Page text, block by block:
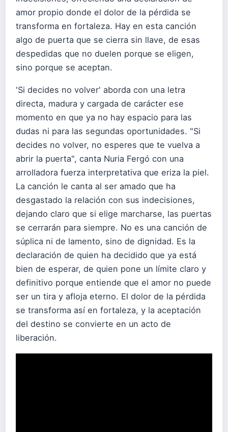
amor propio donde el dolor de la pérdida se
transforma en fortaleza. Hay en esta canción
algo de puerta que se cierra sin llave, de esas
despedidas que no duelen porque se eligen,
sino porque se aceptan.
'Si decides no volver' aborda con una letra
directa, madura y cargada de carácter ese
momento en que ya no hay espacio para las
dudas ni para las segundas oportunidades. "Si
decides no volver, no esperes que te vuelva a
abrir la puerta", canta Nuria Fergó con una
arrolladora fuerza interpretativa que eriza la piel.
La canción le canta al ser amado que ha
desgastado la relación con sus indecisiones,
dejando claro que si elige marcharse, las puertas
se cerrarán para siempre. No es una canción de
súplica ni de lamento, sino de dignidad. Es la
declaración de quien ha decidido que ya está
bien de esperar, de quien pone un límite claro y
definitivo porque entiende que el amor no puede
ser un tira y afloja eterno. El dolor de la pérdida
se transforma así en fortaleza, y la aceptación
del destino se convierte en un acto de
liberación.